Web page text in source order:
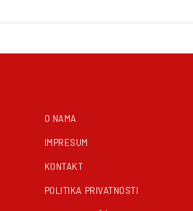
O NAMA
IMPRESUM
KONTAKT
POLITIKA PRIVATNOSTI